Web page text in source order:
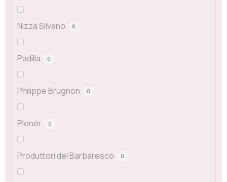
Nizza Silvano 0
Padilla 0
Philippe Brugnon 0
Plenér 0
Produttori del Barbaresco 0